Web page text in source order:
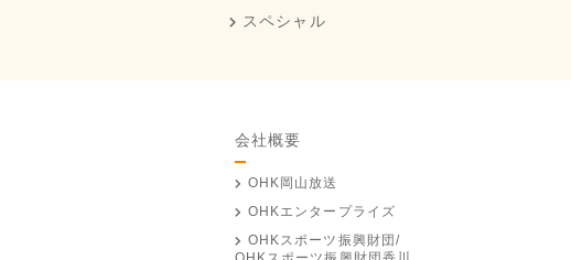
スペシャル
会社概要
OHK岡山放送
OHKエンタープライズ
OHKスポーツ振興財団/